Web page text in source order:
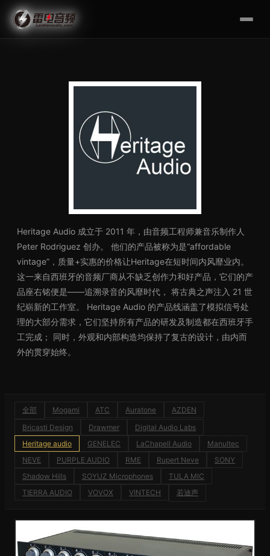
Heritage Audio 成立于 2011 年，由音频工程师兼音乐制作人
Peter Rodriguez 创办。 他们的产品被称为是“affordable
vintage”，质量+实惠的价格让Heritage在短时间内风靡业内。
这一来自西班牙的音频厂商从不缺乏创作力和好产品，它们的产
品座右铭便是——追溯录音的风靡时代， 将古典之声注入 21 世
纪崭新的工作室。 Heritage Audio 的产品线涵盖了模拟信号处
理的大部分需求，它们坚持所有产品的研发及制造都在西班牙手
工完成； 同时，外观和内部构造均保持了复古的设计，由内而
外的贯穿始终。
全部 Mogami ATC Auratone
AZDEN
Bricasti Design
Drawmer
Digital Audio Labs
Heritage audio
GENELEC LaChapell Audio
Manultec
NEVE
PURPLE AUDIO RME Rupert Neve
SONY
Shadow Hills
SOYUZ Microphones
TULA MIC
TIERRA AUDIO
VOVOX VINTECH 若迪声